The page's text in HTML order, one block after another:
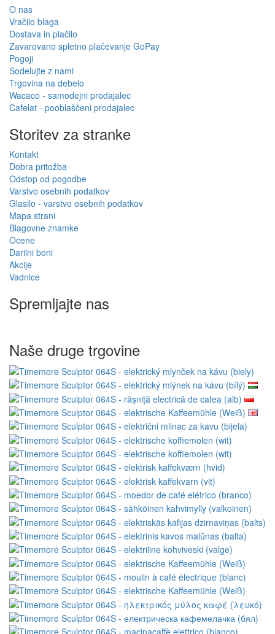
O nas
Vračilo blaga
Dostava in plačilo
Zavarovano spletno plačevanje GoPay
Pogoji
Sodelujte z nami
Trgovina na debelo
Wacaco - samodejni prodajalec
Cafelat - pooblaščeni prodajalec
Storitev za stranke
Kontakt
Dobra pritožba
Odstop od pogodbe
Varstvo osebnih podatkov
Glasilo - varstvo osebnih podatkov
Mapa strani
Blagovne znamke
Ocene
Darilni boni
Akcije
Vadnice
Spremljajte nas
Naše druge trgovine